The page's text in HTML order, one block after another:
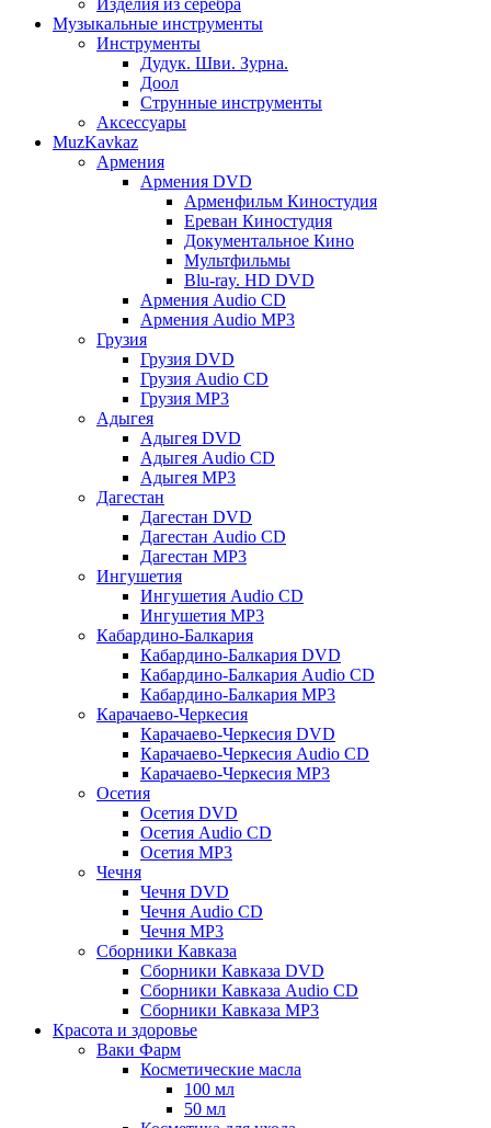
Изделия из серебра
Музыкальные инструменты
Инструменты
Дудук. Шви. Зурна.
Доол
Струнные инструменты
Аксессуары
MuzKavkaz
Армения
Армения DVD
Арменфильм Киностудия
Ереван Киностудия
Документальное Кино
Мультфильмы
Blu-ray. HD DVD
Армения Audio CD
Армения Audio MP3
Грузия
Грузия DVD
Грузия Audio CD
Грузия MP3
Адыгея
Адыгея DVD
Адыгея Audio CD
Адыгея MP3
Дагестан
Дагестан DVD
Дагестан Audio CD
Дагестан MP3
Ингушетия
Ингушетия Audio CD
Ингушетия MP3
Кабардино-Балкария
Кабардино-Балкария DVD
Кабардино-Балкария Audio CD
Кабардино-Балкария MP3
Карачаево-Черкесия
Карачаево-Черкесия DVD
Карачаево-Черкесия Audio CD
Карачаево-Черкесия MP3
Осетия
Осетия DVD
Осетия Audio CD
Осетия MP3
Чечня
Чечня DVD
Чечня Audio CD
Чечня MP3
Сборники Кавказа
Сборники Кавказа DVD
Сборники Кавказа Audio CD
Сборники Кавказа MP3
Красота и здоровье
Ваки Фарм
Косметические масла
100 мл
50 мл